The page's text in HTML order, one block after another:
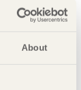
About
تتألف المجموعة
معاً أو استخدام
غرف الجلوس